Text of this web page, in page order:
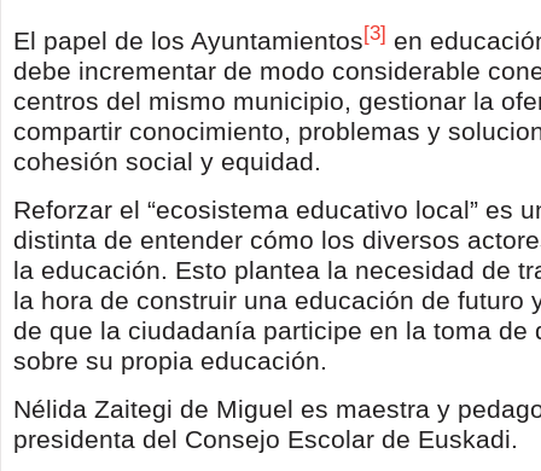
El papel de los Ayuntamientos[3] en
debe incrementar de modo considerable
centros del mismo municipio, gestionar la
compartir conocimiento, problemas y
cohesión social y equidad.
Reforzar el “ecosistema educativo local” es
distinta de entender cómo los diversos
la educación. Esto plantea la necesidad de
la hora de construir una educación de futuro
de que la ciudadanía participe en la toma de
sobre su propia educación.
Nélida Zaitegi de Miguel es maestra y
presidenta del Consejo Escolar de Euskadi.